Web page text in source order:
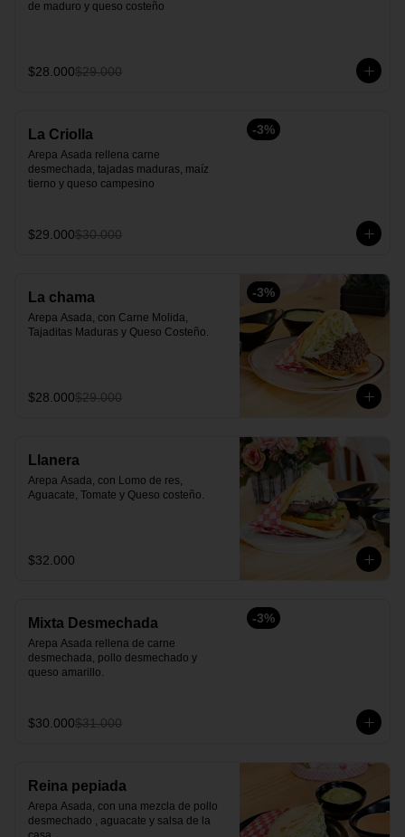
de maduro y queso costeño
$28.000$29.000
-3%
La Criolla
Arepa Asada rellena carne
desmechada, tajadas maduras, maíz
tierno y queso campesino
$29.000$30.000
-3%
La chama
Arepa Asada, con Carne Molida,
Tajaditas Maduras y Queso Costeño.
$28.000$29.000
Llanera
Arepa Asada, con Lomo de res,
Aguacate, Tomate y Queso costeño.
$32.000
-3%
Mixta Desmechada
Arepa Asada rellena de carne
desmechada, pollo desmechado y
queso amarillo.
$30.000$31.000
Reina pepiada
Arepa Asada, con una mezcla de pollo
desmechado , aguacate y salsa de la